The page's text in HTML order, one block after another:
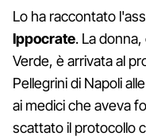
Lo ha raccontato
Ippocrate. La
Verde, è arrivata al
Pellegrini di Napoli
ai medici che aveva
scattato il protocollo